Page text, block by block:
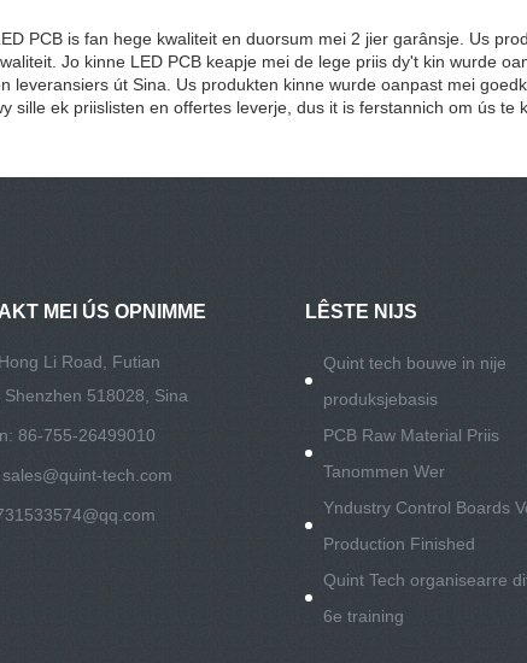
PCB is fan hege kwaliteit en duorsum mei 2 jier garânsje. Us
Jo kinne LED PCB keapje mei de lege priis dy't kin wurde
leveransiers út Sina. Us produkten kinne wurde oanpast mei
sille ek priislisten en offertes leverje, dus it is ferstannich om ús te
MEI ÚS OPNIMME
Li Road, Futian
Shenzhen 518028, Sina
86-755-26499010
sales@quint-tech.com
LÊSTE NIJS
Quint tech bouwe in nije
produksjebasis
PCB Raw Material Priis
Tanommen Wer
Yndustry Control Boards
Production Finished
Quint Tech organisearre
6e training